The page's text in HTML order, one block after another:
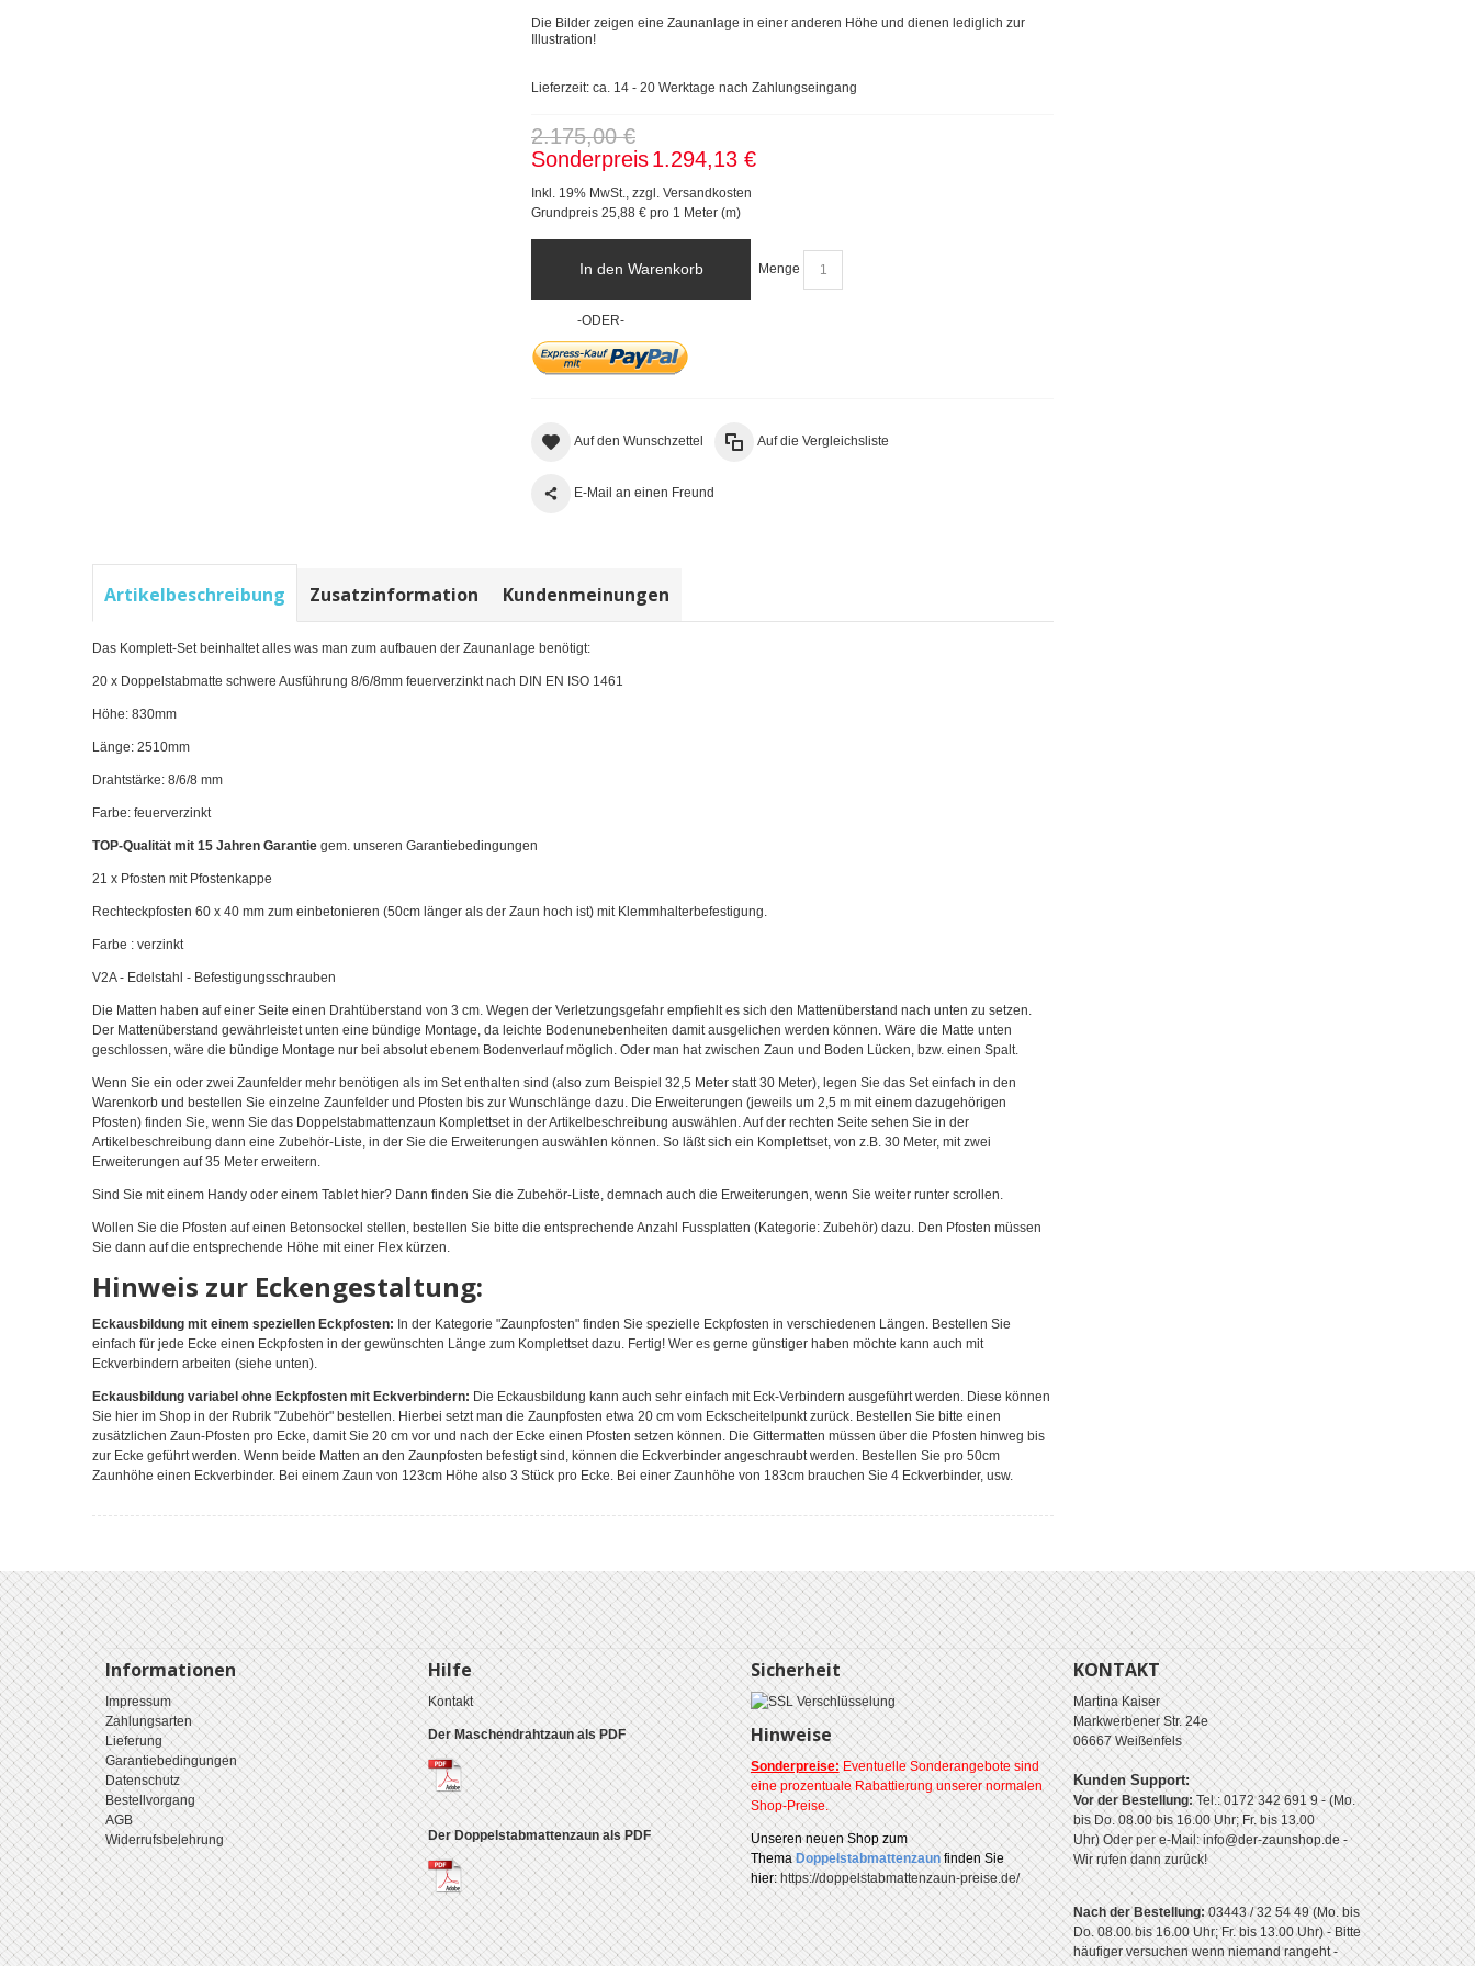
Die Bilder zeigen eine Zaunanlage in einer anderen Höhe und dienen lediglich zur
Illustration!
Lieferzeit: ca. 14 - 20 Werktage nach Zahlungseingang
2.175,00 €
Sonderpreis1.294,13 €
Inkl. 19% MwSt., zzgl. Versandkosten
Grundpreis 25,88 € pro 1 Meter (m)
Menge
In den Warenkorb
-ODER-
Auf den Wunschzettel Auf die Vergleichsliste
E-Mail an einen Freund
Artikelbeschreibung Zusatzinformation Kundenmeinungen
Das Komplett-Set beinhaltet alles was man zum aufbauen der Zaunanlage benötigt:
20 x Doppelstabmatte schwere Ausführung 8/6/8mm feuerverzinkt nach DIN EN ISO 1461
Höhe: 830mm
Länge: 2510mm
Drahtstärke: 8/6/8 mm
Farbe: feuerverzinkt
TOP-Qualität mit 15 Jahren Garantie gem. unserenGarantiebedingungen
21 x Pfosten mit Pfostenkappe
Rechteckpfosten 60 x 40 mm zum einbetonieren (50cm länger als der Zaun hoch ist) mit Klemmhalterbefestigung.
Farbe : verzinkt
V2A - Edelstahl - Befestigungsschrauben
Die Matten haben auf einer Seite einen Drahtüberstand von 3 cm. Wegen der Verletzungsgefahr empfiehlt es sich den Mattenüberstand nach unten zu setzen.
Der Mattenüberstand gewährleistet unten eine bündige Montage, da leichte Bodenunebenheiten damit ausgelichen werden können. Wäre die Matte unten
geschlossen, wäre die bündige Montage nur bei absolut ebenem Bodenverlauf möglich. Oder man hat zwischen Zaun und Boden Lücken, bzw. einen Spalt.
Wenn Sie ein oder zwei Zaunfelder mehr benötigen als im Set enthalten sind (also zum Beispiel 32,5 Meter statt 30 Meter), legen Sie das Set einfach in den
Warenkorb und bestellen Sie einzelne Zaunfelder und Pfosten bis zur Wunschlänge dazu. Die Erweiterungen (jeweils um 2,5 m mit einem dazugehörigen
Pfosten) finden Sie, wenn Sie das Doppelstabmattenzaun Komplettset in der Artikelbeschreibung auswählen. Auf der rechten Seite sehen Sie in der
Artikelbeschreibung dann eine Zubehör-Liste, in der Sie die Erweiterungen auswählen können. So läßt sich ein Komplettset, von z.B. 30 Meter, mit zwei
Erweiterungen auf 35 Meter erweitern.
Sind Sie mit einem Handy oder einem Tablet hier? Dann finden Sie die Zubehör-Liste, demnach auch die Erweiterungen, wenn Sie weiter runter scrollen.
Wollen Sie die Pfosten auf einen Betonsockel stellen, bestellen Sie bitte die entsprechende Anzahl Fussplatten (Kategorie: Zubehör) dazu. Den Pfosten müssen
Sie dann auf die entsprechende Höhe mit einer Flex kürzen.
Hinweis zur Eckengestaltung:
Eckausbildung mit einem speziellen Eckpfosten: In der Kategorie "Zaunpfosten" finden Sie spezielle Eckpfosten in verschiedenen Längen. Bestellen Sie
einfach für jede Ecke einen Eckpfosten in der gewünschten Länge zum Komplettset dazu. Fertig! Wer es gerne günstiger haben möchte kann auch mit
Eckverbindern arbeiten (siehe unten).
Eckausbildung variabel ohne Eckpfosten mit Eckverbindern: Die Eckausbildung kann auch sehr einfach mit Eck-Verbindern ausgeführt werden. Diese können
Sie hier im Shop in der Rubrik "Zubehör" bestellen. Hierbei setzt man die Zaunpfosten etwa 20 cm vom Eckscheitelpunkt zurück. Bestellen Sie bitte einen
zusätzlichen Zaun-Pfosten pro Ecke, damit Sie 20 cm vor und nach der Ecke einen Pfosten setzen können. Die Gittermatten müssen über die Pfosten hinweg bis
zur Ecke geführt werden. Wenn beide Matten an den Zaunpfosten befestigt sind, können die Eckverbinder angeschraubt werden. Bestellen Sie pro 50cm
Zaunhöhe einen Eckverbinder. Bei einem Zaun von 123cm Höhe also 3 Stück pro Ecke. Bei einer Zaunhöhe von 183cm brauchen Sie 4 Eckverbinder, usw.
Informationen
Impressum
Zahlungsarten
Lieferung
Garantiebedingungen
Datenschutz
Bestellvorgang
AGB
Widerrufsbelehrung
Hilfe
Kontakt
Der Maschendrahtzaun als PDF
Der Doppelstabmattenzaun als PDF
Sicherheit
Hinweise
Sonderpreise:Eventuelle Sonderangebote sind
eine prozentuale Rabattierung unserer normalen
Shop-Preise.
Unserenneuen Shop zum
ThemaDoppelstabmattenzaun finden Sie
hier:https://doppelstabmattenzaun-preise.de/
KONTAKT
Martina Kaiser
Markwerbener Str. 24e
06667 Weißenfels
Kunden Support:
Vor der Bestellung: Tel.: 0172 342 691 9 - (Mo.
bis Do. 08.00 bis 16.00 Uhr; Fr. bis 13.00
Uhr)Oder per e-Mail: info@der-zaunshop.de-
Wir rufen dann zurück!
Nach der Bestellung:03443 / 32 54 49 (Mo. bis
Do. 08.00 bis 16.00 Uhr; Fr. bis 13.00 Uhr) - Bitte
häufiger versuchen wenn niemand rangeht -